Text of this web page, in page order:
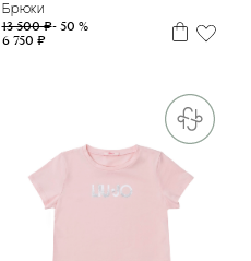
Брюки
13 500 ₽- 50 %
6 750 ₽